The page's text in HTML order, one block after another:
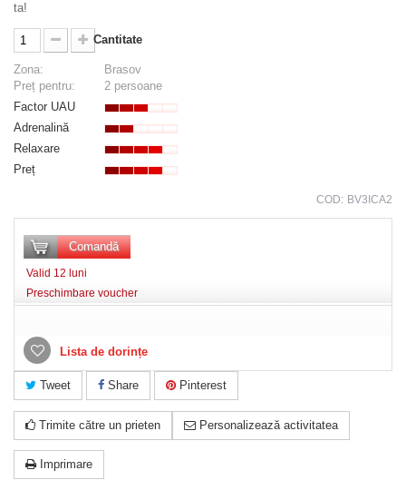
ta!
Cantitate
Zona:
Brasov
Preț pentru:
2 persoane
Factor UAU
Adrenalină
Relaxare
Preț
COD: BV3ICA2
Comandă
Valid 12 luni
Preschimbare voucher
Lista de dorințe
Tweet Share Pinterest
Trimite către un prieten Personalizează activitatea
Imprimare